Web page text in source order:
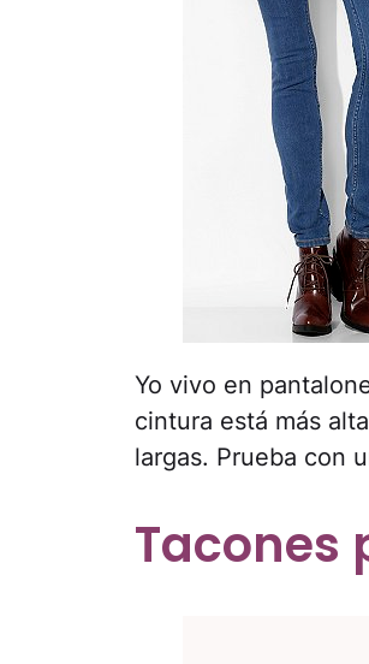
Yo vivo en
cintura está más
largas. Prueba con
Tacones